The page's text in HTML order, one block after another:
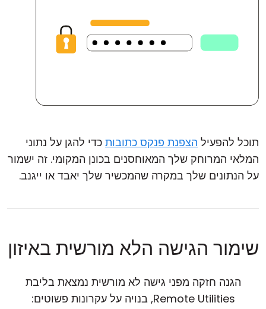
תוכל להפעיל הצפנת פנקס כתובות כדי להגן על נתוני
המלאי המרוחק שלך המאוחסנים בכונן המקומי. זה ישמור
על הנתונים שלך במקרה שהמכשיר שלך יאבד או ייגנב.
שימור הגישה הלא מורשית באיזון
הגנה חזקה מפני גישה לא מורשית נמצאת בליבת
Remote Utilities, בנויה על עקרונות פשוטים: